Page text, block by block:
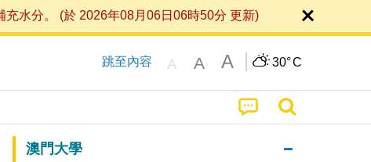
水分。 (於 2026年08月06日06時50分 更新)
跳至內容 A A A 30°C
澳門大學